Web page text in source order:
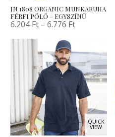
JN 1808 ORGANIC MUNKARUHA
FÉRFI PÓLÓ – EGYSZÍNŰ
6.204 Ft –6.776 Ft
QUICK
VIEW